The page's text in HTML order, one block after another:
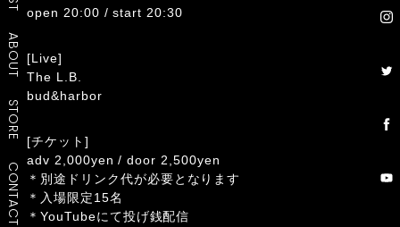
ABOUT
STORE
CONTACT
open 20:00 / start 20:30
[Live]
The L.B.
bud&harbor
[チケット]
adv 2,000yen / door 2,500yen
＊別途ドリンク代が必要となります
＊入場限定15名
＊YouTubeにて投げ銭配信